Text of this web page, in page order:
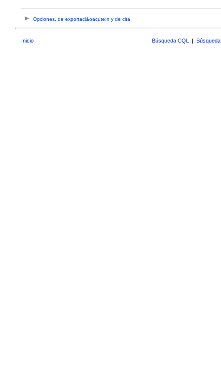
Opciones, de exportaci&oacute;n y de cita
Inicio Búsqueda CQL |